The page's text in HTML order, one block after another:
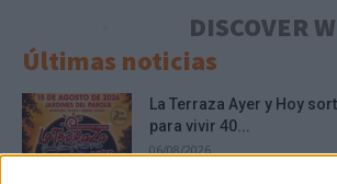
DISCOVER
Últimas noticias
La Terraza Ayer y Hoy
para vivir 40...
06/08/2026